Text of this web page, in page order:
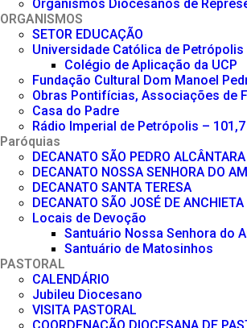
Organismos Diocesanos de
ORGANISMOS
SETOR EDUCAÇÃO
Universidade Católica de Petrópolis
Colégio de Aplicação da UCP
Fundação Cultural Dom Manoel
Obras Pontifícias, Associações de
Casa do Padre
Rádio Imperial de Petrópolis – 101,7
Paróquias
DECANATO SÃO PEDRO ALCÂNTARA
DECANATO NOSSA SENHORA DO
DECANATO SANTA TERESA
DECANATO SÃO JOSÉ DE ANCHIETA
Locais de Devoção
Santuário Nossa Senhora do
Santuário de Matosinhos
PASTORAL
CALENDÁRIO
Jubileu Diocesano
VISITA PASTORAL